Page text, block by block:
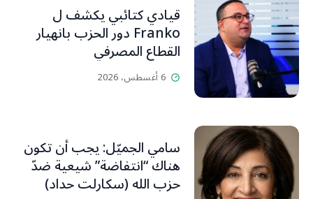
قيادي كتائبي يكشف ل
Franko دور الحزب بانهيار
القطاع المصرفي
6 أغسطس، 2026
سامي الجميّل: يجب أن تكون
هناك “انتفاضة” شيعية ضدّ
حزب الله (سكارلت حداد)